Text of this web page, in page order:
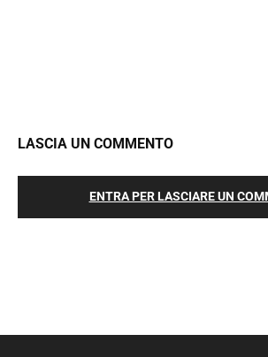
LASCIA UN COMMENTO
ENTRA PER LASCIARE UN